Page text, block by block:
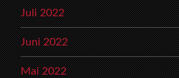
Juli 2022
Juni 2022
Mai 2022